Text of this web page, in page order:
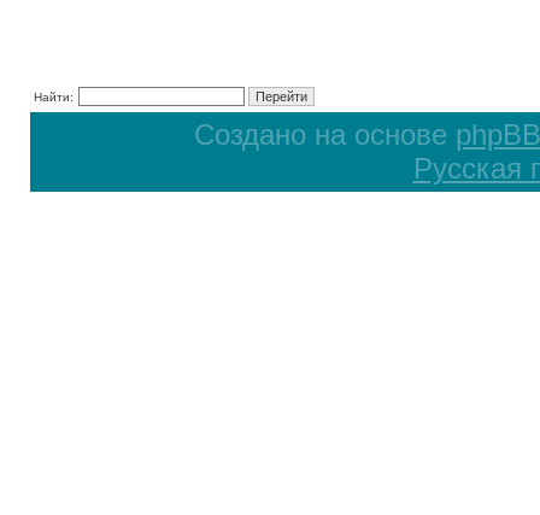
Найти:
Создано на основе phpBB
Русская